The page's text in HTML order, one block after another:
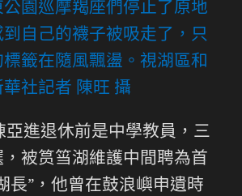
公園巡摩羯座們停止了原地
自己的襪子被吸走了，只
籤在隨風飄盪。視湖區和
社記者 陳旺 攝
亞進退休前是中學教員，三
被筼筜湖維護中間聘為首
長”，他曾在鼓浪嶼申遺時